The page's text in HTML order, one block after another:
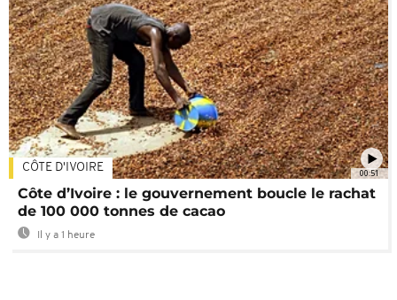
00:51
CÔTE D'IVOIRE
Côte d’Ivoire : le gouvernement boucle le rachat
de 100 000 tonnes de cacao
Il y a 1 heure